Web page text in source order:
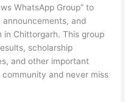
WhatsApp Group” to
and
Chittorgarh. This group
scholarship
and other important
and never miss